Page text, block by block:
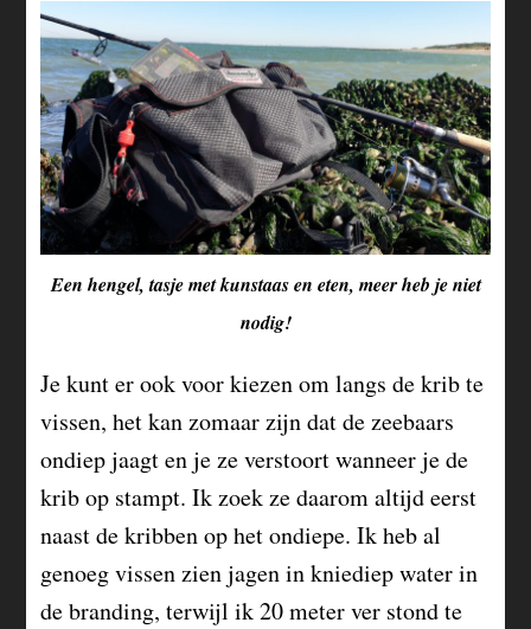
Een hengel, tasje met kunstaas en eten, meer heb je niet
nodig!
Je kunt er ook voor kiezen om langs de krib te
vissen, het kan zomaar zijn dat de zeebaars
ondiep jaagt en je ze verstoort wanneer je de
krib op stampt. Ik zoek ze daarom altijd eerst
naast de kribben op het ondiepe. Ik heb al
genoeg vissen zien jagen in kniediep water in
de branding, terwijl ik 20 meter ver stond te